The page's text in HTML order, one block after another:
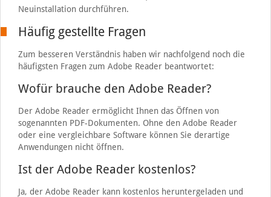
Neuinstallation durchführen.
Häufig gestellte Fragen
Zum besseren Verständnis haben wir nachfolgend noch die
häufigsten Fragen zum Adobe Reader beantwortet:
Wofür brauche den Adobe Reader?
Der Adobe Reader ermöglicht Ihnen das Öffnen von
sogenannten PDF-Dokumenten. Ohne den Adobe Reader
oder eine vergleichbare Software können Sie derartige
Anwendungen nicht öffnen.
Ist der Adobe Reader kostenlos?
Ja, der Adobe Reader kann kostenlos heruntergeladen und